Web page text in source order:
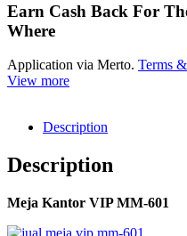
Earn Cash Back For
Where
Application via Merto. Terms
View more
Description
Description
Meja Kantor VIP MM-601